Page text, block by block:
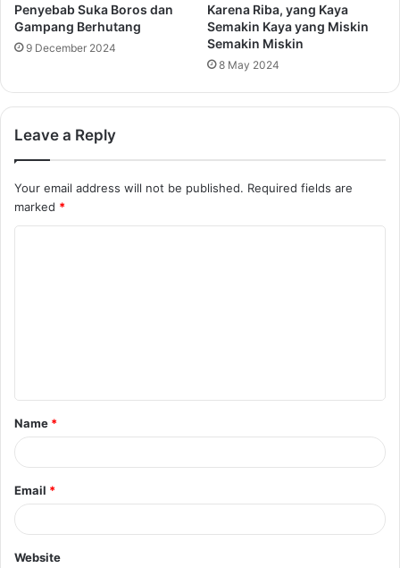
Penyebab Suka Boros dan
Gampang Berhutang
9 December 2024
Karena Riba, yang Kaya
Semakin Kaya yang Miskin
Semakin Miskin
8 May 2024
Leave a Reply
Your email address will not be published. Required fields are
marked *
t
*
Name *
Email *
Website